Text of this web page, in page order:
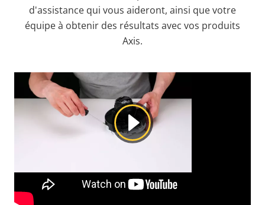
d'assistance qui vous aideront, ainsi que votre
équipe à obtenir des résultats avec vos produits
Axis.